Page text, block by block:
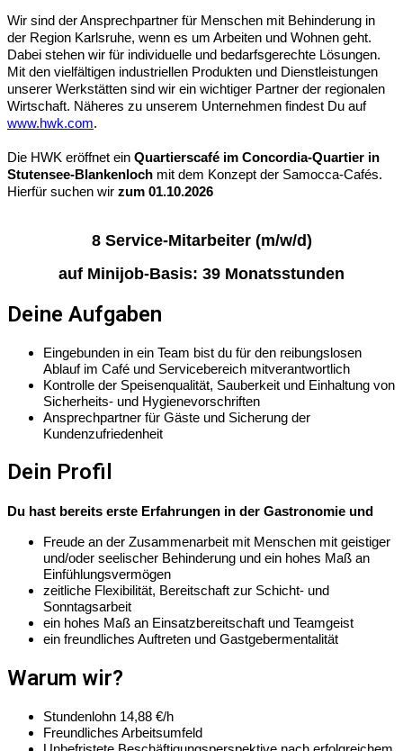
Wir sind der Ansprechpartner für Menschen mit Behinderung in
der Region Karlsruhe, wenn es um Arbeiten und Wohnen geht.
Dabei stehen wir für individuelle und bedarfsgerechte Lösungen.
Mit den vielfältigen industriellen Produkten und Dienstleistungen
unserer Werkstätten sind wir ein wichtiger Partner der regionalen
Wirtschaft. Näheres zu unserem Unternehmen findest Du auf
www.hwk.com.
Die HWK eröffnet ein Quartierscafé im Concordia-Quartier in
Stutensee-Blankenloch mit dem Konzept der Samocca-Cafés.
Hierfür suchen wir zum 01.10.2026
8 Service-Mitarbeiter (m/w/d)
auf Minijob-Basis: 39 Monatsstunden
Deine Aufgaben
Eingebunden in ein Team bist du für den reibungslosen
Ablauf im Café und Servicebereich mitverantwortlich
Kontrolle der Speisenqualität, Sauberkeit und Einhaltung von
Sicherheits- und Hygienevorschriften
Ansprechpartner für Gäste und Sicherung der
Kundenzufriedenheit
Dein Profil
Du hast bereits erste Erfahrungen in der Gastronomie und
Freude an der Zusammenarbeit mit Menschen mit geistiger
und/oder seelischer Behinderung und ein hohes Maß an
Einfühlungsvermögen
zeitliche Flexibilität, Bereitschaft zur Schicht- und
Sonntagsarbeit
ein hohes Maß an Einsatzbereitschaft und Teamgeist
ein freundliches Auftreten und Gastgebermentalität
Warum wir?
Stundenlohn 14,88 €/h
Freundliches Arbeitsumfeld